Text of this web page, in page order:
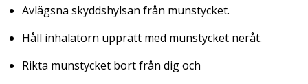
Avlägsna skyddshylsan från munstycket.
Håll inhalatorn upprätt med munstycket neråt.
Rikta munstycket bort från dig och